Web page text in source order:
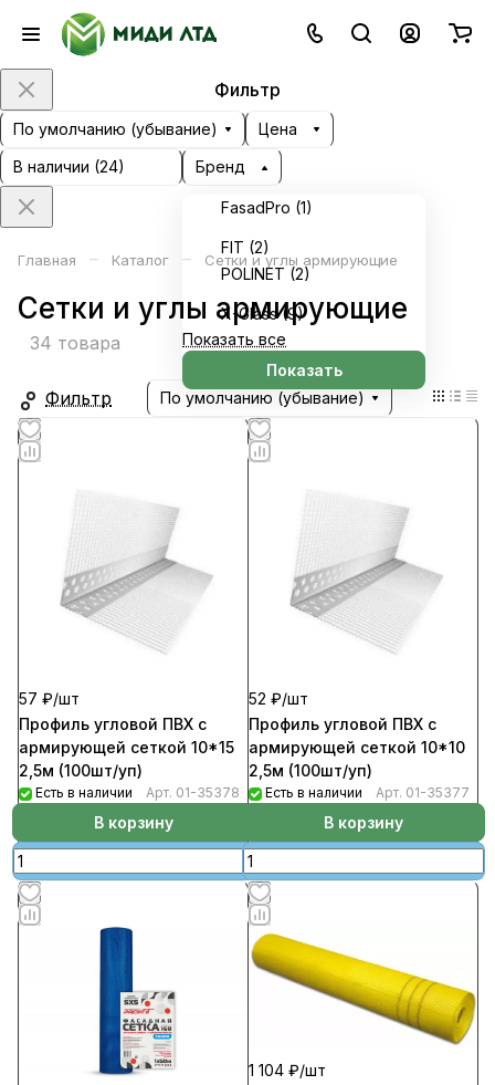
Фильтр
По умолчанию (убывание)
Цена
В наличии (24) Бренд
FasadPro (1)
FIT (2)
POLINET (2)
X-Glass (9)
Показать все
Показать
Главная – Каталог – Сетки и углы армирующие
Сетки и углы армирующие
34 товара
Фильтр По умолчанию (убывание)
57 ₽/шт
Профиль угловой ПВХ с
армирующей сеткой 10*15
2,5м (100шт/уп)
Есть в наличии Арт. 01-35378
В корзину
52 ₽/шт
Профиль угловой ПВХ с
армирующей сеткой 10*10
2,5м (100шт/уп)
Есть в наличии Арт. 01-35377
В корзину
1 104 ₽/шт